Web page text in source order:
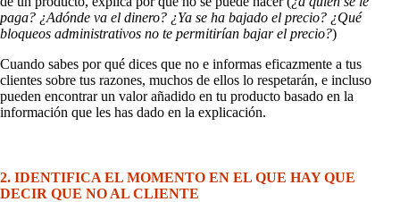
paga? ¿Adónde va el dinero? ¿Ya se ha bajado el precio? ¿Qué
bloqueos administrativos no te permitirían bajar el precio?)
Cuando sabes por qué dices que no e informas eficazmente a tus
clientes sobre tus razones, muchos de ellos lo respetarán, e incluso
pueden encontrar un valor añadido en tu producto basado en la
información que les has dado en la explicación.
2. IDENTIFICA EL MOMENTO EN EL QUE HAY QUE
DECIR QUE NO AL CLIENTE